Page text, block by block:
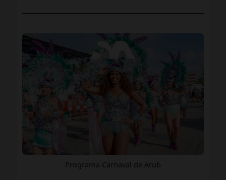
Programa Carnaval de Arub